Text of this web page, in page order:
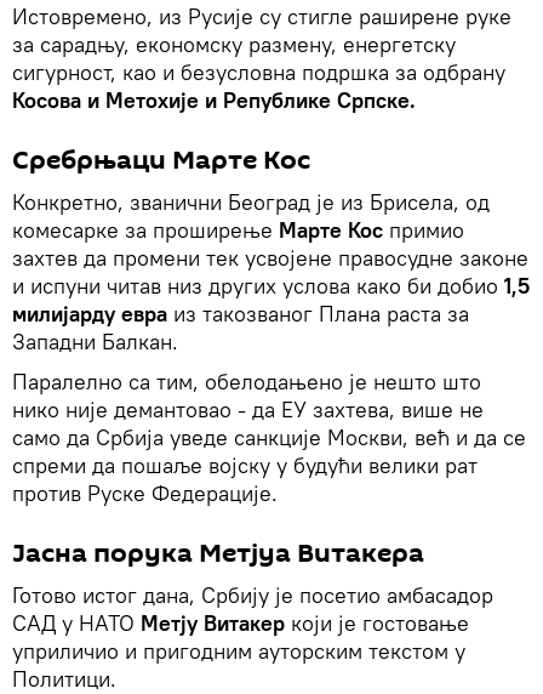
Истовремено, из Русије су стигле раширене руке
за сарадњу, економску размену, енергетску
сигурност, као и безусловна подршка за одбрану
Косова и Метохије и Републике Српске.
Сребрњаци Марте Кос
Конкретно, званични Београд је из Брисела, од
комесарке за проширење Марте Кос примио
захтев да промени тек усвојене правосудне законе
и испуни читав низ других услова како би добио 1,5
милијарду евра из такозваног Плана раста за
Западни Балкан.
Паралелно са тим, обелодањено је нешто што
нико није демантовао - да ЕУ захтева, више не
само да Србија уведе санкције Москви, већ и да се
спреми да пошаље војску у будући велики рат
против Руске Федерације.
Јасна порука Метјуа Витакера
Готово истог дана, Србију је посетио амбасадор
САД у НАТО Метју Витакер који је гостовање
уприличио и пригодним ауторским текстом у
Политици.